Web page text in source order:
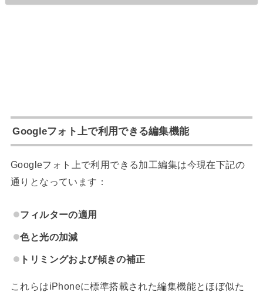
Googleフォト上で利用できる編集機能
Googleフォト上で利用できる加工編集は今現在下記の
通りとなっています：
フィルターの適用
色と光の加減
トリミングおよび傾きの補正
これらはiPhoneに標準搭載された編集機能とほぼ似た